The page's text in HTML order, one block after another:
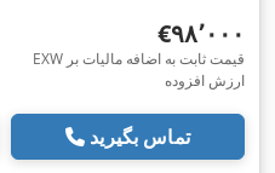
‎€۹۸٬۰۰۰
EXW قیمت ثابت به اضافه مالیات بر
ارزش افزوده
تماس بگیرید